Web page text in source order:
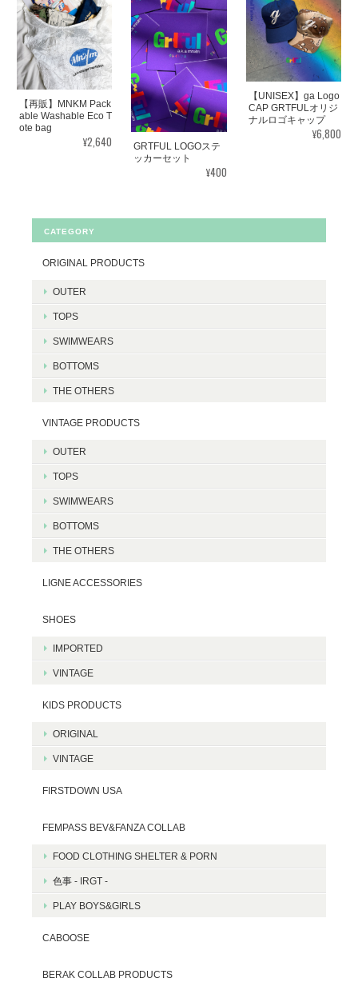
【再販】MNKM Pack
able Washable Eco T
ote bag
¥2,640
GRTFUL LOGOステ
ッカーセット
¥400
【UNISEX】ga Logo
CAP GRTFULオリジ
ナルロゴキャップ
¥6,800
CATEGORY
ORIGINAL PRODUCTS
OUTER
TOPS
SWIMWEARS
BOTTOMS
THE OTHERS
VINTAGE PRODUCTS
OUTER
TOPS
SWIMWEARS
BOTTOMS
THE OTHERS
LIGNE ACCESSORIES
SHOES
IMPORTED
VINTAGE
KIDS PRODUCTS
ORIGINAL
VINTAGE
FIRSTDOWN USA
FEMPASS BEV&FANZA COLLAB
FOOD CLOTHING SHELTER & PORN
色事 - IRGT -
PLAY BOYS&GIRLS
CABOOSE
BERAK COLLAB PRODUCTS